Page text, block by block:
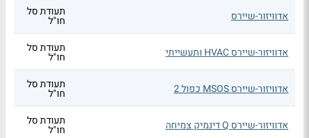
אדוויזור-שיירס תעודת סל
חו"ל
אדוויזור-שיירס HVAC ותעשייתי תעודת סל
חו"ל
אדוויזור-שיירס MSOS כפול 2 תעודת סל
חו"ל
אדוויזור-שיירס Q דינמיק צמיחה תעודת סל
חו"ל